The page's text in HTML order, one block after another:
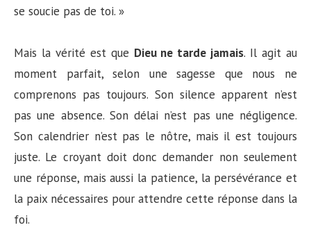
se soucie pas de toi. »
Mais la vérité est que Dieu ne tarde jamais. Il agit au
moment parfait, selon une sagesse que nous ne
comprenons pas toujours. Son silence apparent n’est
pas une absence. Son délai n’est pas une négligence.
Son calendrier n’est pas le nôtre, mais il est toujours
juste. Le croyant doit donc demander non seulement
une réponse, mais aussi la patience, la persévérance et
la paix nécessaires pour attendre cette réponse dans la
foi.